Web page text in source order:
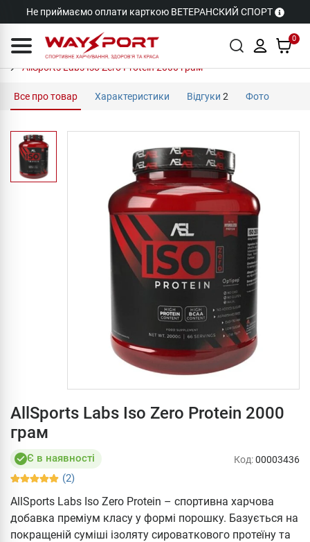
Не приймаємо оплати карткою ВЕТЕРАНСКИЙ СПОРТ
0
AllSports Labs Iso Zero Protein 2000 грам
Все про товар Характеристики Відгуки 2 Фото
AllSports Labs Iso Zero Protein 2000
грам
Є в наявності
(2)
Код:00003436
AllSports Labs Iso Zero Protein – спортивна харчова
добавка преміум класу у формі порошку. Базується на
покращеній суміші ізоляту сироваткового протеїну та